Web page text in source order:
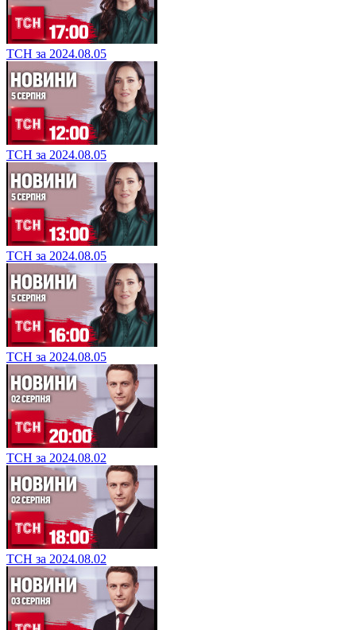
ТСН за 2024.08.05
ТСН за 2024.08.05
ТСН за 2024.08.05
ТСН за 2024.08.05
ТСН за 2024.08.02
ТСН за 2024.08.02